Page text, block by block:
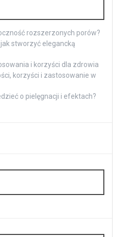
rozszerzonych porów?
stworzyć elegancką
i korzyści dla zdrowia
korzyści i zastosowanie w
o pielęgnacji i efektach?